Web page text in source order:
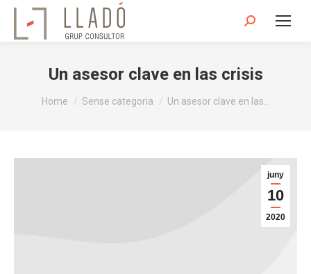
Search:
Un asesor clave en las crisis
You are here:
Home Sense categoria Un asesor clave en las…
juny
10
2020